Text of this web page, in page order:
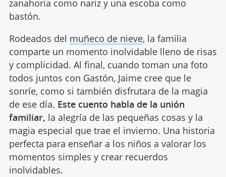
zanahoria como nariz y una escoba como
bastón.
Rodeados del muñeco de nieve, la familia
comparte un momento inolvidable lleno de risas
y complicidad. Al final, cuando toman una foto
todos juntos con Gastón, Jaime cree que le
sonríe, como si también disfrutara de la magia
de ese día. Este cuento habla de la unión
familiar, la alegría de las pequeñas cosas y la
magia especial que trae el invierno. Una historia
perfecta para enseñar a los niños a valorar los
momentos simples y crear recuerdos
inolvidables.